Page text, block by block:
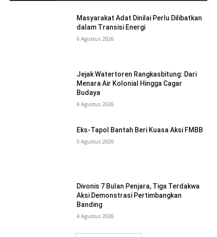
Masyarakat Adat Dinilai Perlu Dilibatkan
dalam Transisi Energi
6 Agustus 2026
Jejak Watertoren Rangkasbitung: Dari
Menara Air Kolonial Hingga Cagar
Budaya
6 Agustus 2026
Eks-Tapol Bantah Beri Kuasa Aksi FMBB
5 Agustus 2026
Divonis 7 Bulan Penjara, Tiga Terdakwa
Aksi Demonstrasi Pertimbangkan
Banding
4 Agustus 2026